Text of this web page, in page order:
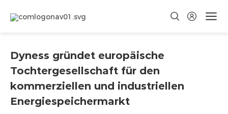
Dyness gründet europäische
Tochtergesellschaft für den
kommerziellen und industriellen
Energiespeichermarkt